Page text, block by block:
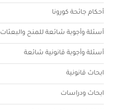
أحكام جائحة كورونا
أسئلة وأجوبة شائعة للمنح والبعثات
أسئلة وأجوبة قانونية شائعة
ابحاث قانونية
ابحاث ودراسات